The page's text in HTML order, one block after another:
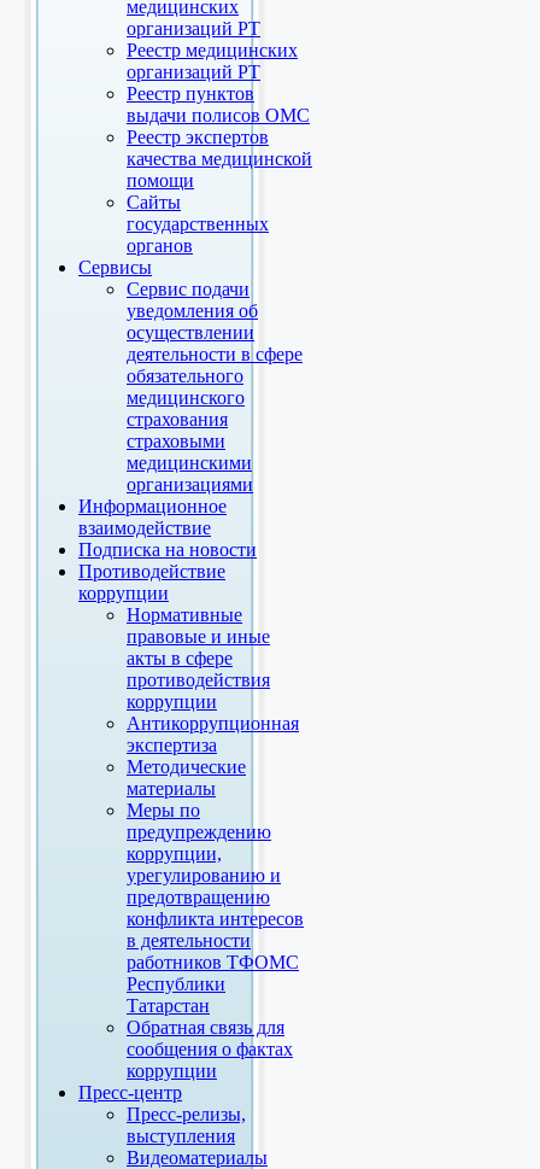
медицинских
организаций РТ
Реестр медицинских
организаций РТ
Реестр пунктов
выдачи полисов ОМС
Реестр экспертов
качества медицинской
помощи
Сайты
государственных
органов
Сервисы
Сервис подачи
уведомления об
осуществлении
деятельности в сфере
обязательного
медицинского
страхования
страховыми
медицинскими
организациями
Информационное
взаимодействие
Подписка на новости
Противодействие
коррупции
Нормативные
правовые и иные
акты в сфере
противодействия
коррупции
Антикоррупционная
экспертиза
Методические
материалы
Меры по
предупреждению
коррупции,
урегулированию и
предотвращению
конфликта интересов
в деятельности
работников ТФОМС
Республики
Татарстан
Обратная связь для
сообщения о фактах
коррупции
Пресс-центр
Пресс-релизы,
выступления
Видеоматериалы